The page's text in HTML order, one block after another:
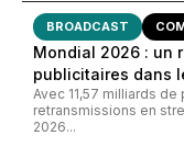
BROADCAST
Mondial 2026 : un
publicitaires dans
Avec 11,57 milliards
retransmissions en
2026...